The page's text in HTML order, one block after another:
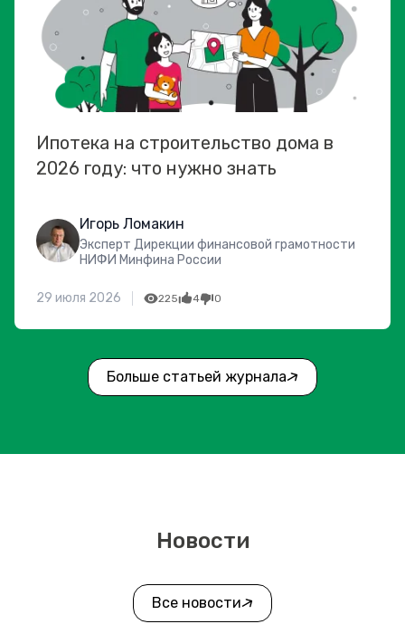
Ипотека на строительство дома в
2026 году: что нужно знать
Игорь Ломакин
Эксперт Дирекции финансовой грамотности
НИФИ Минфина России
29 июля 2026 225 4 0
Больше статьей журнала
Новости
Все новости